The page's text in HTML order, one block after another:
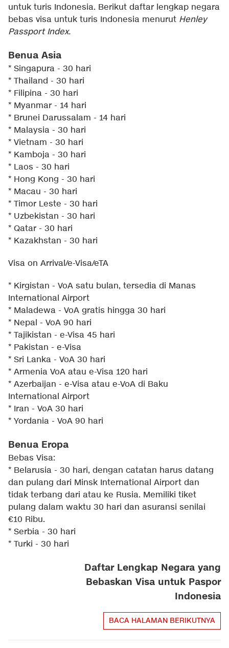
untuk turis Indonesia. Berikut daftar lengkap negara
bebas visa untuk turis Indonesia menurut Henley
Passport Index.
Benua Asia
* Singapura - 30 hari
* Thailand - 30 hari
* Filipina - 30 hari
* Myanmar - 14 hari
* Brunei Darussalam - 14 hari
* Malaysia - 30 hari
* Vietnam - 30 hari
* Kamboja - 30 hari
* Laos - 30 hari
* Hong Kong - 30 hari
* Macau - 30 hari
* Timor Leste - 30 hari
* Uzbekistan - 30 hari
* Qatar - 30 hari
* Kazakhstan - 30 hari
Visa on Arrival/e-Visa/eTA
* Kirgistan - VoA satu bulan, tersedia di Manas
International Airport
* Maladewa - VoA gratis hingga 30 hari
* Nepal - VoA 90 hari
* Tajikistan - e-Visa 45 hari
* Pakistan - e-Visa
* Sri Lanka - VoA 30 hari
* Armenia VoA atau e-Visa 120 hari
* Azerbaijan - e-Visa atau e-VoA di Baku
International Airport
* Iran - VoA 30 hari
* Yordania - VoA 90 hari
Benua Eropa
Bebas Visa:
* Belarusia - 30 hari, dengan catatan harus datang
dan pulang dari Minsk International Airport dan
tidak terbang dari atau ke Rusia. Memiliki tiket
pulang dalam waktu 30 hari dan asuransi senilai
€10 Ribu.
* Serbia - 30 hari
* Turki - 30 hari
Daftar Lengkap Negara yang
Bebaskan Visa untuk Paspor
Indonesia
BACA HALAMAN BERIKUTNYA